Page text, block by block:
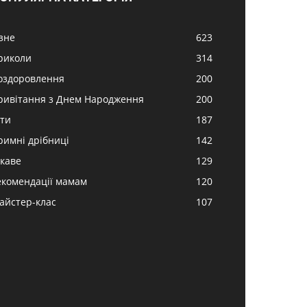
623
314
200
з Днем Народження
200
187
дрібниці
142
129
мамам
120
клас
107